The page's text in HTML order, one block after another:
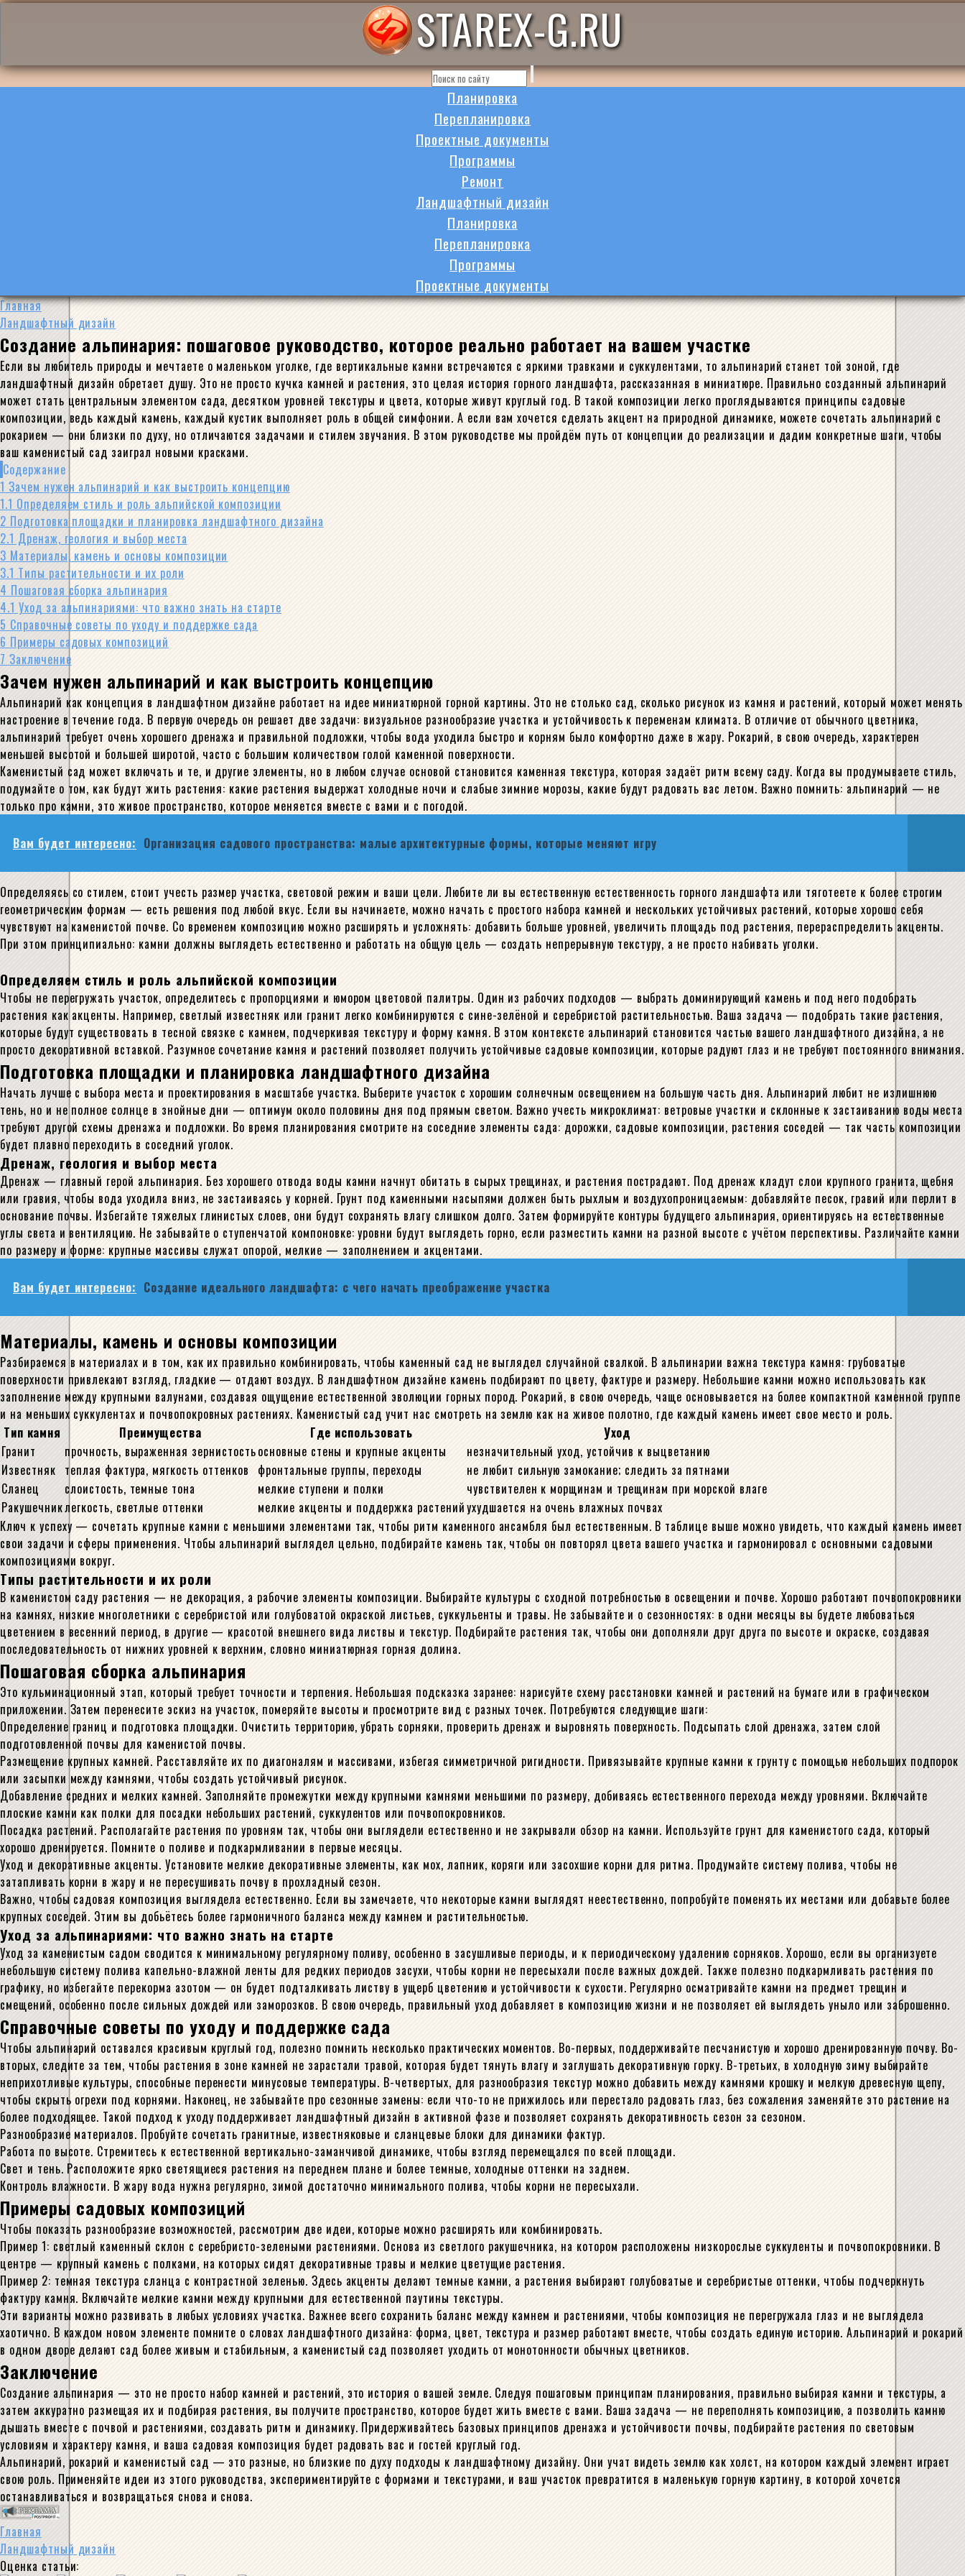
STAREX-G.RU
Планировка
Перепланировка
Проектные документы
Программы
Ремонт
Ландшафтный дизайн
Планировка
Перепланировка
Программы
Проектные документы
Главная
Ландшафтный дизайн
Создание альпинария: пошаговое руководство, которое реально работает на вашем участке
Если вы любитель природы и мечтаете о маленьком уголке, где вертикальные камни встречаются с яркими травками и суккулентами, то альпинарий станет той зоной, где
ландшафтный дизайн обретает душу. Это не просто кучка камней и растения, это целая история горного ландшафта, рассказанная в миниатюре. Правильно созданный альпинарий
может стать центральным элементом сада, десятком уровней текстуры и цвета, которые живут круглый год. В такой композиции легко проглядываются принципы садовые
композиции, ведь каждый камень, каждый кустик выполняет роль в общей симфонии. А если вам хочется сделать акцент на природной динамике, можете сочетать альпинарий с
рокарием — они близки по духу, но отличаются задачами и стилем звучания. В этом руководстве мы пройдём путь от концепции до реализации и дадим конкретные шаги, чтобы
ваш каменистый сад заиграл новыми красками.
Содержание
1 Зачем нужен альпинарий и как выстроить концепцию
1.1 Определяем стиль и роль альпийской композиции
2 Подготовка площадки и планировка ландшафтного дизайна
2.1 Дренаж, геология и выбор места
3 Материалы, камень и основы композиции
3.1 Типы растительности и их роли
4 Пошаговая сборка альпинария
4.1 Уход за альпинариями: что важно знать на старте
5 Справочные советы по уходу и поддержке сада
6 Примеры садовых композиций
7 Заключение
Зачем нужен альпинарий и как выстроить концепцию
Альпинарий как концепция в ландшафтном дизайне работает на идее миниатюрной горной картины. Это не столько сад, сколько рисунок из камня и растений, который может менять
настроение в течение года. В первую очередь он решает две задачи: визуальное разнообразие участка и устойчивость к переменам климата. В отличие от обычного цветника,
альпинарий требует очень хорошего дренажа и правильной подложки, чтобы вода уходила быстро и корням было комфортно даже в жару. Рокарий, в свою очередь, характерен
меньшей высотой и большей широтой, часто с большим количеством голой каменной поверхности.
Каменистый сад может включать и те, и другие элементы, но в любом случае основой становится каменная текстура, которая задаёт ритм всему саду. Когда вы продумываете стиль,
подумайте о том, как будут жить растения: какие растения выдержат холодные ночи и слабые зимние морозы, какие будут радовать вас летом. Важно помнить: альпинарий — не
только про камни, это живое пространство, которое меняется вместе с вами и с погодой.
Вам будет интересно: Организация садового пространства: малые архитектурные формы, которые меняют игру
Определяясь со стилем, стоит учесть размер участка, световой режим и ваши цели. Любите ли вы естественную естественность горного ландшафта или тяготеете к более строгим
геометрическим формам — есть решения под любой вкус. Если вы начинаете, можно начать с простого набора камней и нескольких устойчивых растений, которые хорошо себя
чувствуют на каменистой почве. Со временем композицию можно расширять и усложнять: добавить больше уровней, увеличить площадь под растения, перераспределить акценты.
При этом принципиально: камни должны выглядеть естественно и работать на общую цель — создать непрерывную текстуру, а не просто набивать уголки.
Определяем стиль и роль альпийской композиции
Чтобы не перегружать участок, определитесь с пропорциями и юмором цветовой палитры. Один из рабочих подходов — выбрать доминирующий камень и под него подобрать
растения как акценты. Например, светлый известняк или гранит легко комбинируются с сине-зелёной и серебристой растительностью. Ваша задача — подобрать такие растения,
которые будут существовать в тесной связке с камнем, подчеркивая текстуру и форму камня. В этом контексте альпинарий становится частью вашего ландшафтного дизайна, а не
просто декоративной вставкой. Разумное сочетание камня и растений позволяет получить устойчивые садовые композиции, которые радуют глаз и не требуют постоянного внимания.
Подготовка площадки и планировка ландшафтного дизайна
Начать лучше с выбора места и проектирования в масштабе участка. Выберите участок с хорошим солнечным освещением на большую часть дня. Альпинарий любит не излишнюю
тень, но и не полное солнце в знойные дни — оптимум около половины дня под прямым светом. Важно учесть микроклимат: ветровые участки и склонные к застаиванию воды места
требуют другой схемы дренажа и подложки. Во время планирования смотрите на соседние элементы сада: дорожки, садовые композиции, растения соседей — так часть композиции
будет плавно переходить в соседний уголок.
Дренаж, геология и выбор места
Дренаж — главный герой альпинария. Без хорошего отвода воды камни начнут обитать в сырых трещинах, и растения пострадают. Под дренаж кладут слои крупного гранита, щебня
или гравия, чтобы вода уходила вниз, не застаиваясь у корней. Грунт под каменными насыпями должен быть рыхлым и воздухопроницаемым: добавляйте песок, гравий или перлит в
основание почвы. Избегайте тяжелых глинистых слоев, они будут сохранять влагу слишком долго. Затем формируйте контуры будущего альпинария, ориентируясь на естественные
углы света и вентиляцию. Не забывайте о ступенчатой компоновке: уровни будут выглядеть горно, если разместить камни на разной высоте с учётом перспективы. Различайте камни
по размеру и форме: крупные массивы служат опорой, мелкие — заполнением и акцентами.
Вам будет интересно: Создание идеального ландшафта: с чего начать преображение участка
Материалы, камень и основы композиции
Разбираемся в материалах и в том, как их правильно комбинировать, чтобы каменный сад не выглядел случайной свалкой. В альпинарии важна текстура камня: грубоватые
поверхности привлекают взгляд, гладкие — отдают воздух. В ландшафтном дизайне камень подбирают по цвету, фактуре и размеру. Небольшие камни можно использовать как
заполнение между крупными валунами, создавая ощущение естественной эволюции горных пород. Рокарий, в свою очередь, чаще основывается на более компактной каменной группе
и на меньших суккулентах и почвопокровных растениях. Каменистый сад учит нас смотреть на землю как на живое полотно, где каждый камень имеет свое место и роль.
Тип камня
Преимущества Где использовать
Уход
Гранит
прочность, выраженная зернистостьосновные стены и крупные акценты
незначительный уход, устойчив к выцветанию
Известняк теплая фактура, мягкость оттенков фронтальные группы, переходы
не любит сильную замокание; следить за пятнами
Сланец
слоистость, темные тона мелкие ступени и полки
чувствителен к морщинам и трещинам при морской влаге
Ракушечниклегкость, светлые оттенки мелкие акценты и поддержка растенийухудшается на очень влажных почвах
Ключ к успеху — сочетать крупные камни с меньшими элементами так, чтобы ритм каменного ансамбля был естественным. В таблице выше можно увидеть, что каждый камень имеет
свои задачи и сферы применения. Чтобы альпинарий выглядел цельно, подбирайте камень так, чтобы он повторял цвета вашего участка и гармонировал с основными садовыми
композициями вокруг.
Типы растительности и их роли
В каменистом саду растения — не декорация, а рабочие элементы композиции. Выбирайте культуры с сходной потребностью в освещении и почве. Хорошо работают почвопокровники
на камнях, низкие многолетники с серебристой или голубоватой окраской листьев, суккульенты и травы. Не забывайте и о сезонностях: в одни месяцы вы будете любоваться
цветением в весенний период, в другие — красотой внешнего вида листвы и текстур. Подбирайте растения так, чтобы они дополняли друг друга по высоте и окраске, создавая
последовательность от нижних уровней к верхним, словно миниатюрная горная долина.
Пошаговая сборка альпинария
Это кульминационный этап, который требует точности и терпения. Небольшая подсказка заранее: нарисуйте схему расстановки камней и растений на бумаге или в графическом
приложении. Затем перенесите эскиз на участок, померяйте высоты и просмотрите вид с разных точек. Потребуются следующие шаги:
Определение границ и подготовка площадки. Очистить территорию, убрать сорняки, проверить дренаж и выровнять поверхность. Подсыпать слой дренажа, затем слой
подготовленной почвы для каменистой почвы.
Размещение крупных камней. Расставляйте их по диагоналям и массивами, избегая симметричной ригидности. Привязывайте крупные камни к грунту с помощью небольших подпорок
или засыпки между камнями, чтобы создать устойчивый рисунок.
Добавление средних и мелких камней. Заполняйте промежутки между крупными камнями меньшими по размеру, добиваясь естественного перехода между уровнями. Включайте
плоские камни как полки для посадки небольших растений, суккулентов или почвопокровников.
Посадка растений. Располагайте растения по уровням так, чтобы они выглядели естественно и не закрывали обзор на камни. Используйте грунт для каменистого сада, который
хорошо дренируется. Помните о поливе и подкармливании в первые месяцы.
Уход и декоративные акценты. Установите мелкие декоративные элементы, как мох, лапник, коряги или засохшие корни для ритма. Продумайте систему полива, чтобы не
затапливать корни в жару и не пересушивать почву в прохладный сезон.
Важно, чтобы садовая композиция выглядела естественно. Если вы замечаете, что некоторые камни выглядят неестественно, попробуйте поменять их местами или добавьте более
крупных соседей. Этим вы добьётесь более гармоничного баланса между камнем и растительностью.
Уход за альпинариями: что важно знать на старте
Уход за каменистым садом сводится к минимальному регулярному поливу, особенно в засушливые периоды, и к периодическому удалению сорняков. Хорошо, если вы организуете
небольшую систему полива капельно-влажной ленты для редких периодов засухи, чтобы корни не пересыхали после важных дождей. Также полезно подкармливать растения по
графику, но избегайте перекорма азотом — он будет подталкивать листву в ущерб цветению и устойчивости к сухости. Регулярно осматривайте камни на предмет трещин и
смещений, особенно после сильных дождей или заморозков. В свою очередь, правильный уход добавляет в композицию жизни и не позволяет ей выглядеть уныло или заброшенно.
Справочные советы по уходу и поддержке сада
Чтобы альпинарий оставался красивым круглый год, полезно помнить несколько практических моментов. Во-первых, поддерживайте песчанистую и хорошо дренированную почву. Во-
вторых, следите за тем, чтобы растения в зоне камней не зарастали травой, которая будет тянуть влагу и заглушать декоративную горку. В-третьих, в холодную зиму выбирайте
неприхотливые культуры, способные перенести минусовые температуры. В-четвертых, для разнообразия текстур можно добавить между камнями крошку и мелкую древесную щепу,
чтобы скрыть огрехи под корнями. Наконец, не забывайте про сезонные замены: если что-то не прижилось или перестало радовать глаз, без сожаления заменяйте это растение на
более подходящее. Такой подход к уходу поддерживает ландшафтный дизайн в активной фазе и позволяет сохранять декоративность сезон за сезоном.
Разнообразие материалов. Пробуйте сочетать гранитные, известняковые и сланцевые блоки для динамики фактур.
Работа по высоте. Стремитесь к естественной вертикально-заманчивой динамике, чтобы взгляд перемещался по всей площади.
Свет и тень. Расположите ярко светящиеся растения на переднем плане и более темные, холодные оттенки на заднем.
Контроль влажности. В жару вода нужна регулярно, зимой достаточно минимального полива, чтобы корни не пересыхали.
Примеры садовых композиций
Чтобы показать разнообразие возможностей, рассмотрим две идеи, которые можно расширять или комбинировать.
Пример 1: светлый каменный склон с серебристо-зелеными растениями. Основа из светлого ракушечника, на котором расположены низкорослые суккуленты и почвопокровники. В
центре — крупный камень с полками, на которых сидят декоративные травы и мелкие цветущие растения.
Пример 2: темная текстура сланца с контрастной зеленью. Здесь акценты делают темные камни, а растения выбирают голубоватые и серебристые оттенки, чтобы подчеркнуть
фактуру камня. Включайте мелкие камни между крупными для естественной паутины текстуры.
Эти варианты можно развивать в любых условиях участка. Важнее всего сохранить баланс между камнем и растениями, чтобы композиция не перегружала глаз и не выглядела
хаотично. В каждом новом элементе помните о словах ландшафтного дизайна: форма, цвет, текстура и размер работают вместе, чтобы создать единую историю. Альпинарий и рокарий
в одном дворе делают сад более живым и стабильным, а каменистый сад позволяет уходить от монотонности обычных цветников.
Заключение
Создание альпинария — это не просто набор камней и растений, это история о вашей земле. Следуя пошаговым принципам планирования, правильно выбирая камни и текстуры, а
затем аккуратно размещая их и подбирая растения, вы получите пространство, которое будет жить вместе с вами. Ваша задача — не переполнять композицию, а позволить камню
дышать вместе с почвой и растениями, создавать ритм и динамику. Придерживайтесь базовых принципов дренажа и устойчивости почвы, подбирайте растения по световым
условиям и характеру камня, и ваша садовая композиция будет радовать вас и гостей круглый год.
Альпинарий, рокарий и каменистый сад — это разные, но близкие по духу подходы к ландшафтному дизайну. Они учат видеть землю как холст, на котором каждый элемент играет
свою роль. Применяйте идеи из этого руководства, экспериментируйте с формами и текстурами, и ваш участок превратится в маленькую горную картину, в которой хочется
останавливаться и возвращаться снова и снова.
Главная
Ландшафтный дизайн
Оценка статьи: